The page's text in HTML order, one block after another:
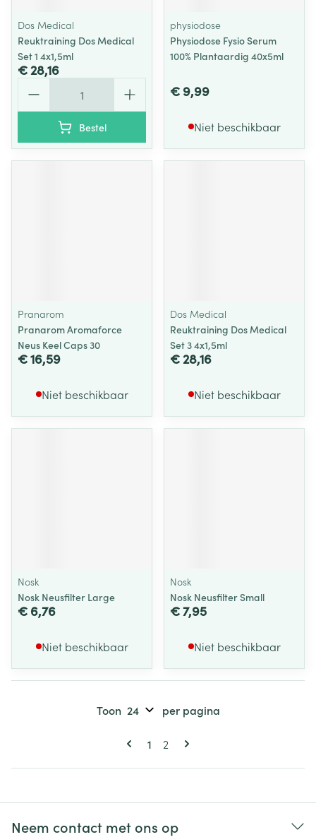
Dos Medical
Reuktraining Dos Medical
Set 1 4x1,5ml
€ 28,16
Bestel
physiodose
Physiodose Fysio Serum
100% Plantaardig 40x5ml
€ 9,99
Niet beschikbaar
Pranarom
Pranarom Aromaforce
Neus Keel Caps 30
€ 16,59
Niet beschikbaar
Dos Medical
Reuktraining Dos Medical
Set 3 4x1,5ml
€ 28,16
Niet beschikbaar
Nosk
Nosk Neusfilter Large
€ 6,76
Niet beschikbaar
Nosk
Nosk Neusfilter Small
€ 7,95
Niet beschikbaar
Pagina's
U lees momenteel pagina
1 Pagina
2
Toon per pagina
Neem contact met ons op